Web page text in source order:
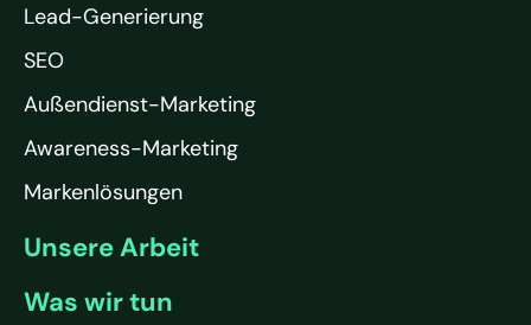
Lead-Generierung
SEO
Außendienst-Marketing
Awareness-Marketing
Markenlösungen
Unsere Arbeit
Was wir tun